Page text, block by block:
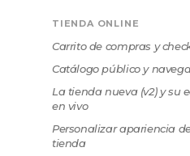
TIENDA ONLINE
Carrito de compras y
Catálogo público y
La tienda nueva (v2) y su
en vivo
Personalizar apariencia
tienda